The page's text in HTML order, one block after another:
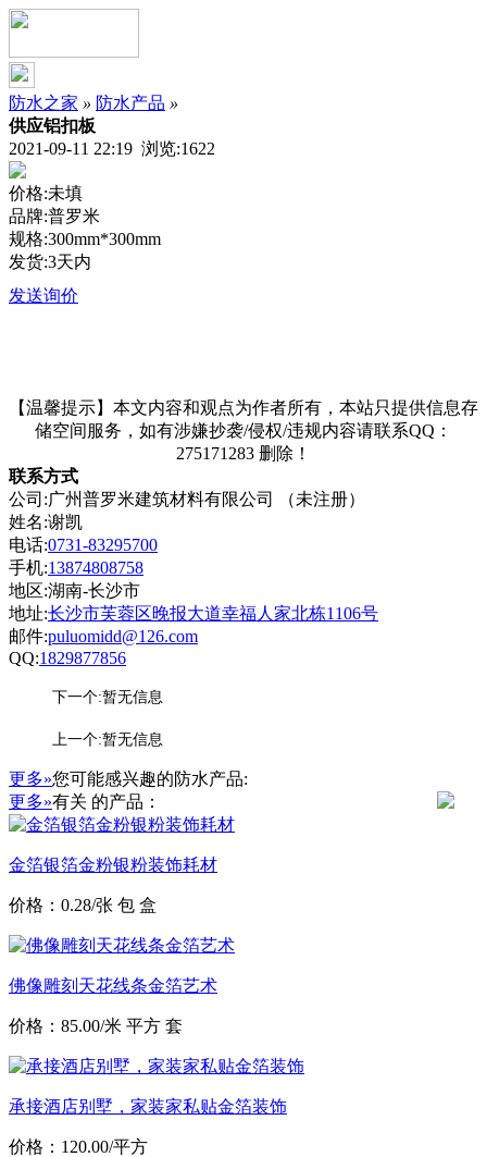
防水之家 » 防水产品 »
供应铝扣板
2021-09-11 22:19 浏览:1622
价格:未填
品牌:普罗米
规格:300mm*300mm
发货:3天内
发送询价
【温馨提示】本文内容和观点为作者所有，本站只提供信息存
储空间服务，如有涉嫌抄袭/侵权/违规内容请联系QQ：
275171283 删除！
联系方式
公司:广州普罗米建筑材料有限公司 （未注册）
姓名:谢凯
电话:0731-83295700
手机:13874808758
地区:湖南-长沙市
地址:长沙市芙蓉区晚报大道幸福人家北栋1106号
邮件:puluomidd@126.com
QQ:1829877856
下一个:暂无信息
上一个:暂无信息
更多»您可能感兴趣的防水产品:
更多»有关 的产品：
金箔银箔金粉银粉装饰耗材
价格：0.28/张 包 盒
佛像雕刻天花线条金箔艺术
价格：85.00/米 平方 套
承接酒店别墅，家装家私贴金箔装饰
价格：120.00/平方